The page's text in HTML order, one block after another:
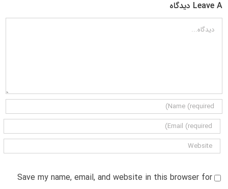
Leave A دیدگاه
دیدگاه
Save my name, email, and website in this browser for